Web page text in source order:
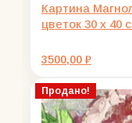
Картина
цветок 30 х 40
3500,00 ₽
Продано!